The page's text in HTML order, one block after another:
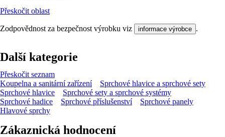
Přeskočit oblast
Zodpovědnost za bezpečnost výrobku viz informace výrobce .
Další kategorie
Přeskočit seznam
Koupelna a sanitární zařízení
Sprchové hlavice a sprchové sety
Sprchové hlavice
Sprchové sety a sprchové systémy
Sprchové hadice
Sprchové příslušenství
Sprchové panely
Hlavové sprchy
Zákaznická hodnocení